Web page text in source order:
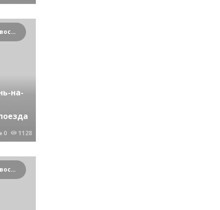
Криминальные новости Новосибирска и Сибирского региона
на-
0 1128
Криминальные новости Новосибирска и Сибирского региона